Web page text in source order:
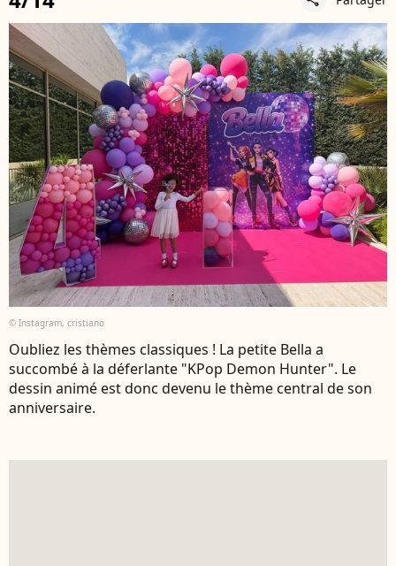
© Instagram, cristiano
Oubliez les thèmes classiques ! La petite Bella a
succombé à la déferlante "KPop Demon Hunter". Le
dessin animé est donc devenu le thème central de son
anniversaire.